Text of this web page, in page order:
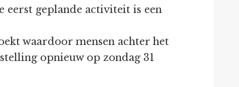
geplande activiteit is een
waardoor mensen achter het
opnieuw op zondag 31